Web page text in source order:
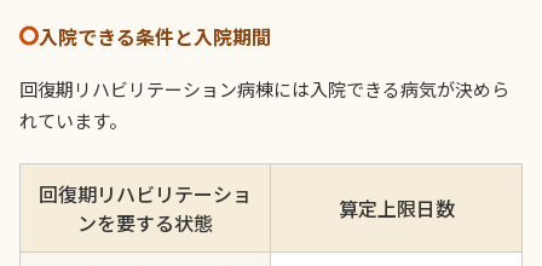
入院できる条件と入院期間
回復期リハビリテーション病棟には入院できる病気が決めら
れています。
回復期リハビリテーショ
ンを要する状態
算定上限日数